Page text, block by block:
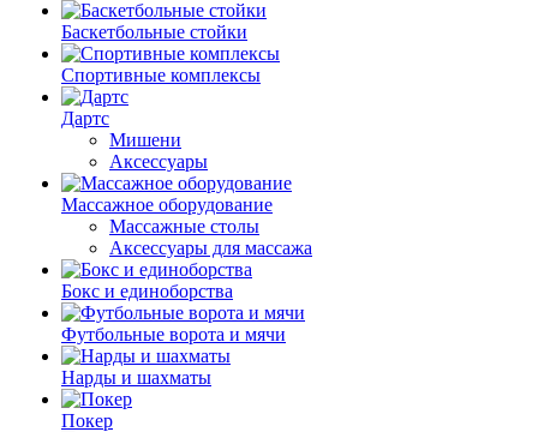
Баскетбольные стойки
Спортивные комплексы
Дартс
Мишени
Аксессуары
Массажное оборудование
Массажные столы
Аксессуары для массажа
Бокс и единоборства
Футбольные ворота и мячи
Нарды и шахматы
Покер